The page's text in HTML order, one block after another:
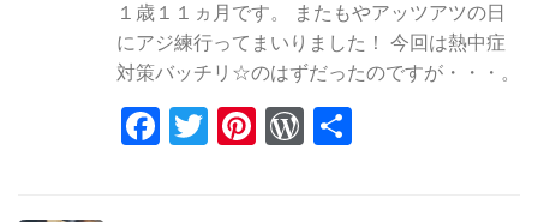
１歳１１ヵ月です。 またもやアッツアツの日
にアジ練行ってまいりました！ 今回は熱中症
対策バッチリ☆のはずだったのですが・・・。
Facebook
Twitter
Pinterest
WordPress